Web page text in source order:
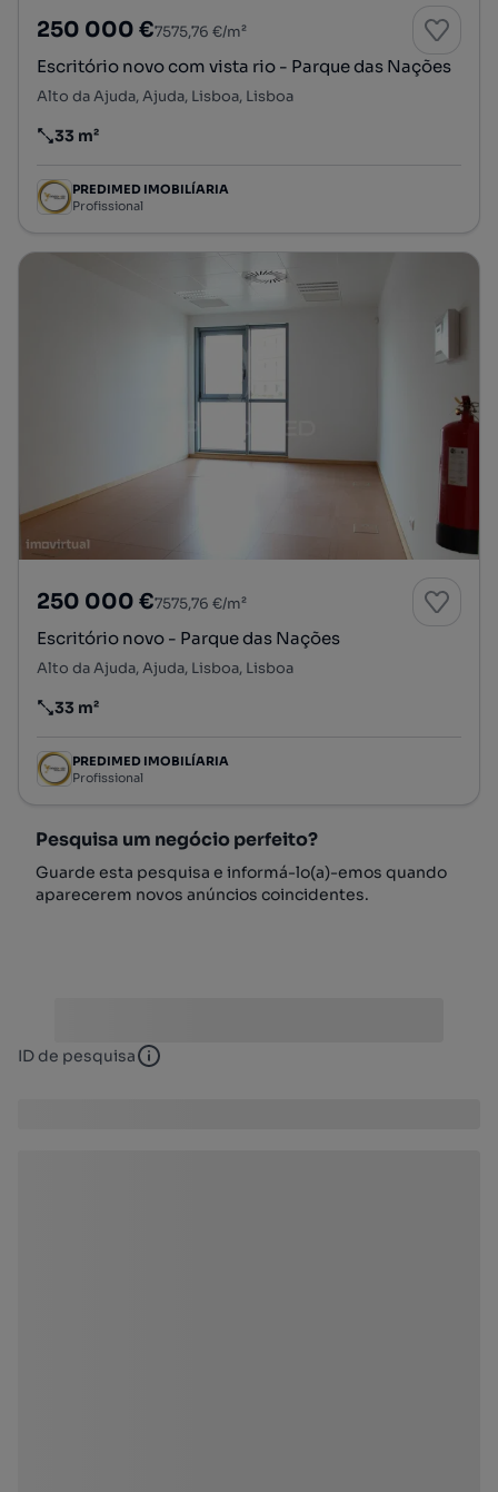
250 000 €7575,76 €/m²
Escritório novo com vista rio - Parque das Nações
Alto da Ajuda, Ajuda, Lisboa, Lisboa
Preço por metro quadrado
33 m²
PREDIMED IMOBILÍARIA
Profissional
250 000 €7575,76 €/m²
Escritório novo - Parque das Nações
Alto da Ajuda, Ajuda, Lisboa, Lisboa
Preço por metro quadrado
33 m²
PREDIMED IMOBILÍARIA
Profissional
Pesquisa um negócio perfeito?
Guarde esta pesquisa e informá-lo(a)-emos quando
aparecerem novos anúncios coincidentes.
ID de pesquisa ID de pesquisa